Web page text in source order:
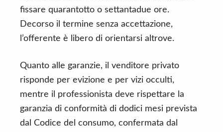
fissare quarantotto o settantadue ore.
Decorso il termine senza accettazione,
l’offerente è libero di orientarsi altrove.
Quanto alle garanzie, il venditore privato
risponde per evizione e per vizi occulti,
mentre il professionista deve rispettare la
garanzia di conformità di dodici mesi prevista
dal Codice del consumo, confermata dal